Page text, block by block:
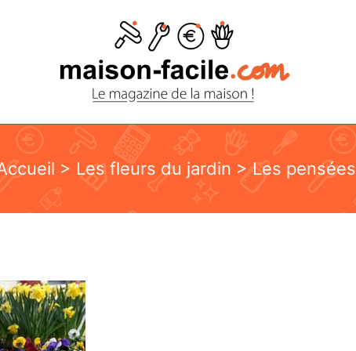
> Les fleurs du jardin > Les pensées